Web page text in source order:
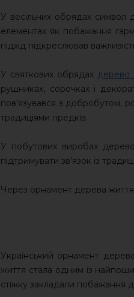
У весільних обрядах символ
елементах як побажання
підхід підкреслював
У святкових обрядах дерево
рушниках, сорочках і
пов’язувався з добробутом,
традиціями предків.
У побутових виробах
підтримувати зв’язок із
Через орнамент дерева життя
Український орнамент
життя стала одним із
стіжку закладали побажання